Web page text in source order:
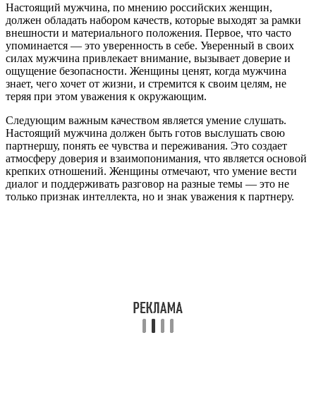
Настоящий мужчина, по мнению российских женщин,
должен обладать набором качеств, которые выходят за рамки
внешности и материального положения. Первое, что часто
упоминается — это уверенность в себе. Уверенный в своих
силах мужчина привлекает внимание, вызывает доверие и
ощущение безопасности. Женщины ценят, когда мужчина
знает, чего хочет от жизни, и стремится к своим целям, не
теряя при этом уважения к окружающим.
Следующим важным качеством является умение слушать.
Настоящий мужчина должен быть готов выслушать свою
партнершу, понять ее чувства и переживания. Это создает
атмосферу доверия и взаимопонимания, что является основой
крепких отношений. Женщины отмечают, что умение вести
диалог и поддерживать разговор на разные темы — это не
только признак интеллекта, но и знак уважения к партнеру.